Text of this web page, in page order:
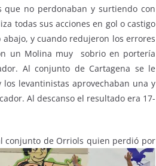
que no perdonaban y surtiendo con
todas sus acciones en gol o castigo
y cuando redujeron los errores
un Molina muy sobrio en portería
Al conjunto de Cartagena se le
levantinistas aprovechaban una y
Al descanso el resultado era 17-
conjunto de Orriols quien perdió por